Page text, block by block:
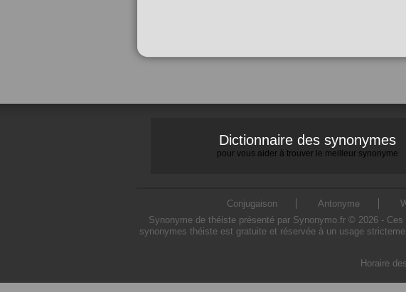
Dictionnaire des synonymes
pour vous aider à trouver le meilleur synonyme
Conjugaison Antonyme
Synonyme de théiste présenté par Synonymo.fr © 2026 -
synonymes théiste est gratuite et réservée à un usage
Horaire